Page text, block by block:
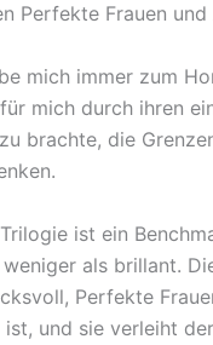
Perfekte Frauen und
mich immer zum
mich durch ihren
brachte, die
ist ein
als brillant.
Perfekte
und sie verleiht